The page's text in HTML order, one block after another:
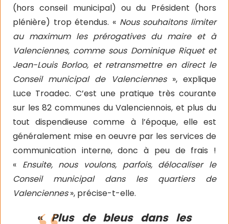
(hors conseil municipal) ou du Président (hors
plénière) trop étendus. « Nous souhaitons limiter
au maximum les prérogatives du maire et à
Valenciennes, comme sous Dominique Riquet et
Jean-Louis Borloo, et retransmettre en direct le
Conseil municipal de Valenciennes», explique
Luce Troadec. C’est une pratique très courante
sur les 82 communes du Valenciennois, et plus du
tout dispendieuse comme à l’époque, elle est
généralement mise en oeuvre par les services de
communication interne, donc à peu de frais !
« Ensuite, nous voulons, parfois, délocaliser le
Conseil municipal dans les quartiers de
Valenciennes», précise-t-elle.
«Plus de bleus dans les